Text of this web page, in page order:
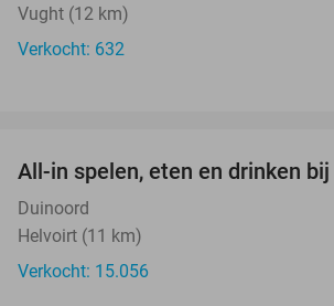
Vught (12 km)
Verkocht: 632
All-in spelen, eten en drinken bij
Duinoord
Helvoirt (11 km)
Verkocht: 15.056